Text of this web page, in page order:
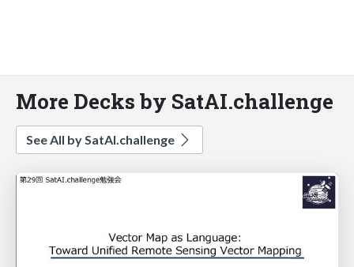
More Decks by SatAI.challenge
See All by SatAI.challenge